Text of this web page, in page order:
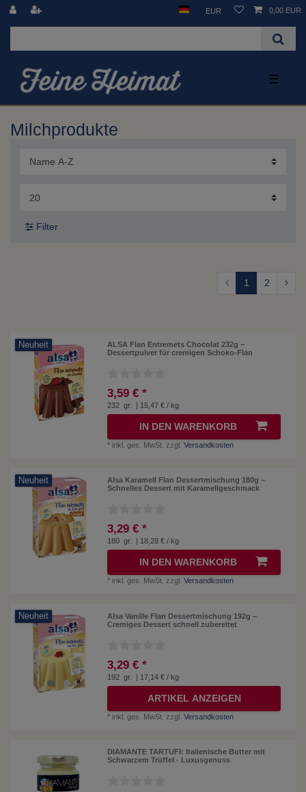
EUR 0,00 EUR
☰
Milchprodukte
Filter
1 2
Neuheit
ALSA Flan Entremets Chocolat 232g –
Dessertpulver für cremigen Schoko-Flan
3,59 € *
232 gr. | 15,47 € / kg
IN DEN WARENKORB
* inkl. ges. MwSt. zzgl.Versandkosten
Neuheit
Alsa Karamell Flan Dessertmischung 180g –
Schnelles Dessert mit Karamellgeschmack
3,29 € *
180 gr. | 18,28 € / kg
IN DEN WARENKORB
* inkl. ges. MwSt. zzgl.Versandkosten
Neuheit
Alsa Vanille Flan Dessertmischung 192g –
Cremiges Dessert schnell zubereitet
3,29 € *
192 gr. | 17,14 € / kg
ARTIKEL ANZEIGEN
* inkl. ges. MwSt. zzgl.Versandkosten
DIAMANTE TARTUFI: Italienische Butter mit
Schwarzem Trüffel - Luxusgenuss